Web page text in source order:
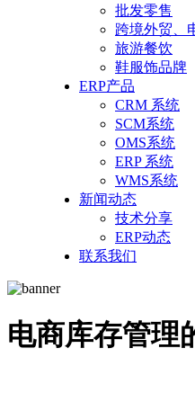
批发零售
跨境外贸、
旅游餐饮
鞋服饰品牌
ERP产品
CRM 系统
SCM系统
OMS系统
ERP 系统
WMS系统
新闻动态
技术分享
ERP动态
联系我们
电商库存管理